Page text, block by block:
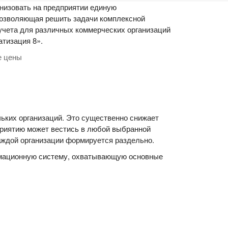
на предприятии единую
решить задачи комплексной
для различных коммерческих организаций
8».
цены
организаций. Это существенно снижает
может вестись в любой выбранной
организации формируется раздельно.
систему, охватывающую основные